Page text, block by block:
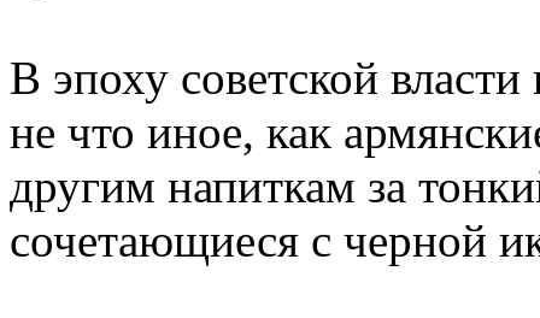
В эпоху советской
не что иное, как
другим напиткам за
сочетающиеся с черной